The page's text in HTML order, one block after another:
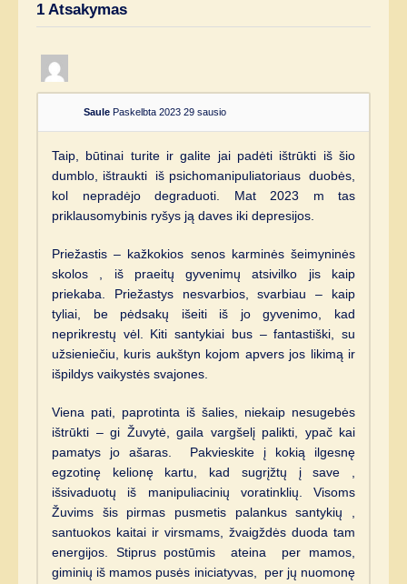
1 Atsakymas
Saule Paskelbta 2023 29 sausio
Taip, būtinai turite ir galite jai padėti ištrūkti iš šio
dumblo, ištraukti iš psichomanipuliatoriaus duobės,
kol nepradėjo degraduoti. Mat 2023 m tas
priklausomybinis ryšys ją daves iki depresijos.
Priežastis – kažkokios senos karminės šeimyninės
skolos , iš praeitų gyvenimų atsivilko jis kaip
priekaba. Priežastys nesvarbios, svarbiau – kaip
tyliai, be pėdsakų išeiti iš jo gyvenimo, kad
neprikrestų vėl. Kiti santykiai bus – fantastiški, su
užsieniečiu, kuris aukštyn kojom apvers jos likimą ir
išpildys vaikystės svajones.
Viena pati, paprotinta iš šalies, niekaip nesugebės
ištrūkti – gi Žuvytė, gaila vargšelį palikti, ypač kai
pamatys jo ašaras. Pakvieskite į kokią ilgesnę
egzotinę kelionę kartu, kad sugrįžtų į save ,
išsivaduotų iš manipuliacinių voratinklių. Visoms
Žuvims šis pirmas pusmetis palankus santykių ,
santuokos kaitai ir virsmams, žvaigždės duoda tam
energijos. Stiprus postūmis ateina per mamos,
giminių iš mamos pusės iniciatyvas, per jų nuomonę